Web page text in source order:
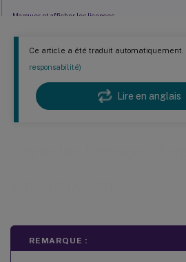
Ce article a été traduit automatiquement.
responsabilité)
Lire en anglais
REMARQUE :
Masquer et afficher les licences
renvoyer des licences
Installer licences